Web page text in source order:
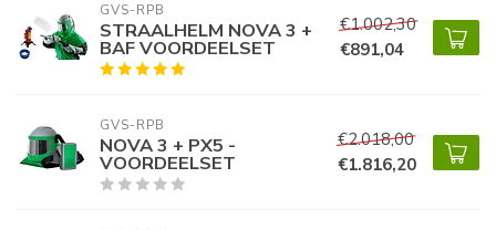
GVS-RPB
STRAALHELM NOVA 3 +
BAF VOORDEELSET
€1.002,30
€891,04
GVS-RPB
NOVA 3 + PX5 -
VOORDEELSET
€2.018,00
€1.816,20